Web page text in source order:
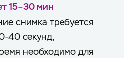
15–30 мин
снимка требуется
40 секунд,
необходимо для